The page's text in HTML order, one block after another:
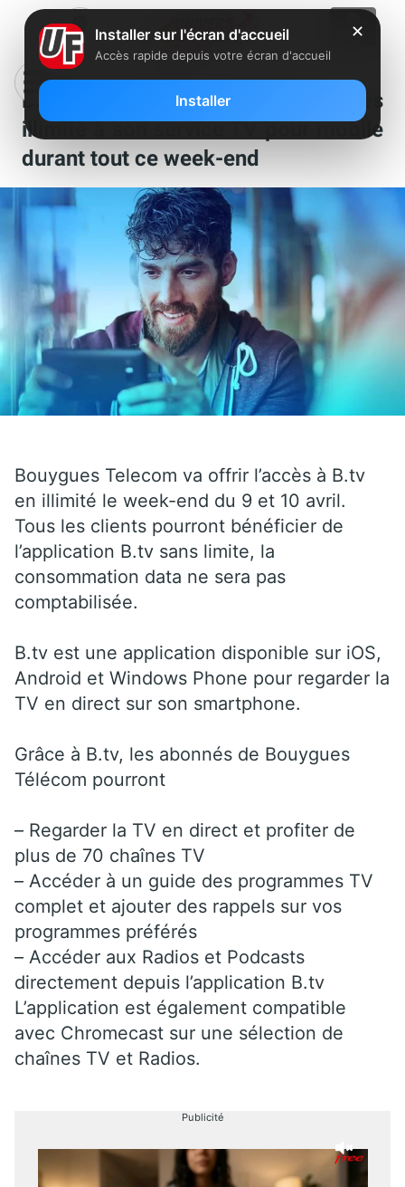
Bouygues Télécom offre l’accès
illimité à son service TV pour mobile
durant tout ce week-end
Bouygues Telecom va offrir l’accès à B.tv
en illimité le week-end du 9 et 10 avril.
Tous les clients pourront bénéficier de
l’application B.tv sans limite, la
consommation data ne sera pas
comptabilisée.
B.tv est une application disponible sur iOS,
Android et Windows Phone pour regarder la
TV en direct sur son smartphone.
Grâce à B.tv, les abonnés de Bouygues
Télécom pourront
– Regarder la TV en direct et profiter de
plus de 70 chaînes TV
– Accéder à un guide des programmes TV
complet et ajouter des rappels sur vos
programmes préférés
– Accéder aux Radios et Podcasts
directement depuis l’application B.tv
L’application est également compatible
avec Chromecast sur une sélection de
chaînes TV et Radios.
Publicité
✕
Installer sur l'écran d'accueil
Accès rapide depuis votre écran d'accueil
Installer